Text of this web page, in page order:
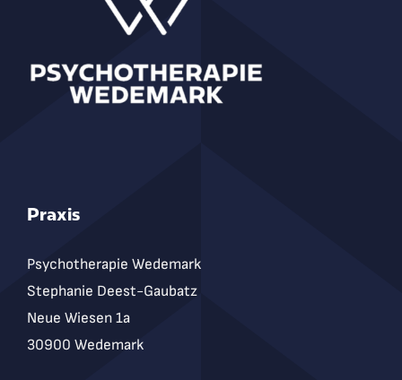
Praxis
Psychotherapie Wedemark
Stephanie Deest-Gaubatz
Neue Wiesen 1a
30900 Wedemark